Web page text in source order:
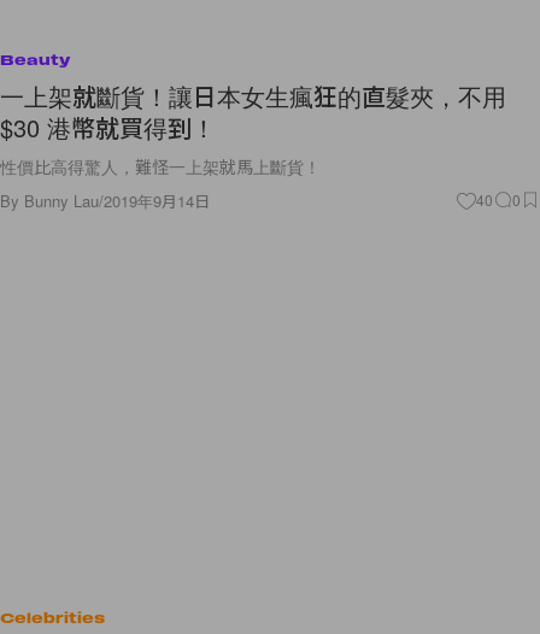
Beauty
一上架就斷貨！讓日本女生瘋狂的直髮夾，不用
$30 港幣就買得到！
性價比高得驚人，難怪一上架就馬上斷貨！
By Bunny Lau/2019年9月14日 40 0
Celebrities